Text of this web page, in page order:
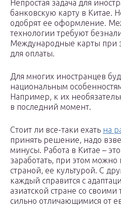
Непростая задача для
банковскую карту в Китае.
одобрят ее оформление.
технологии требуют
Международные карты при
для оплаты.
Для многих иностранцев
национальным
Например, к их
в последний момент.
Стоит ли все-таки ехать на
принять решение, надо
минусы. Работа в Китае –
заработать, при этом можно
страной, ее культурой. С
каждый справится с
азиатской стране со
сильно отличающимися от